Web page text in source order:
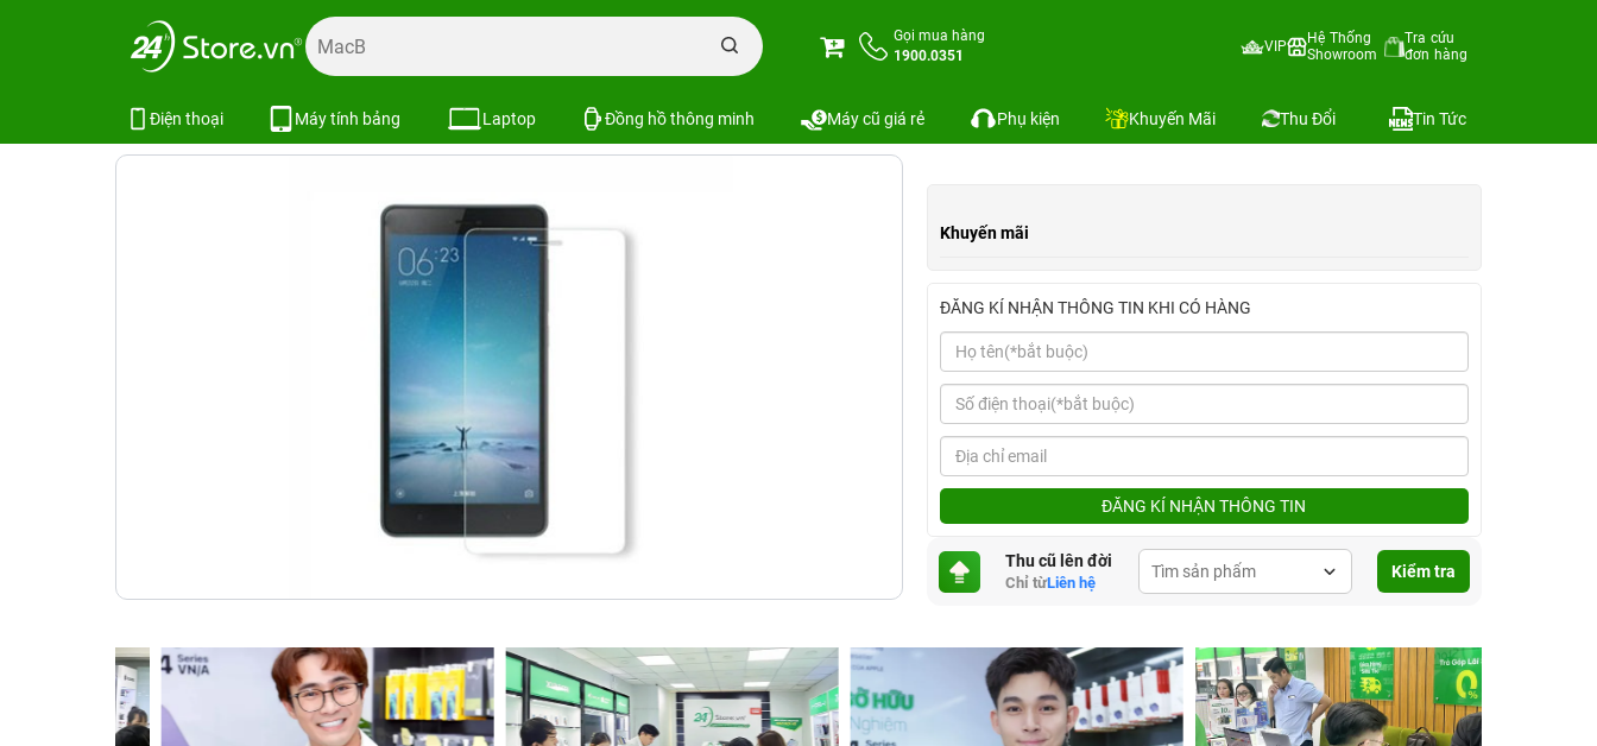
Gọi mua hàng
1900.0351
VIP
Hệ Thống
Showroom
Tra cứu
đơn hàng
Điện thoại Máy tính bảng Laptop Đồng hồ thông minh Máy cũ giá rẻ Phụ kiện Khuyến Mãi Thu Đổi Tin Tức
Trang chủ Dán cường lực Miếng dán cường lực Xiaomi Redmi Mi 3S / Mi 3X
Khuyến mãi
ĐĂNG KÍ NHẬN THÔNG TIN KHI CÓ HÀNG
ĐĂNG KÍ NHẬN THÔNG TIN
Thu cũ lên đời
Chỉ từLiên hệ
Kiểm tra